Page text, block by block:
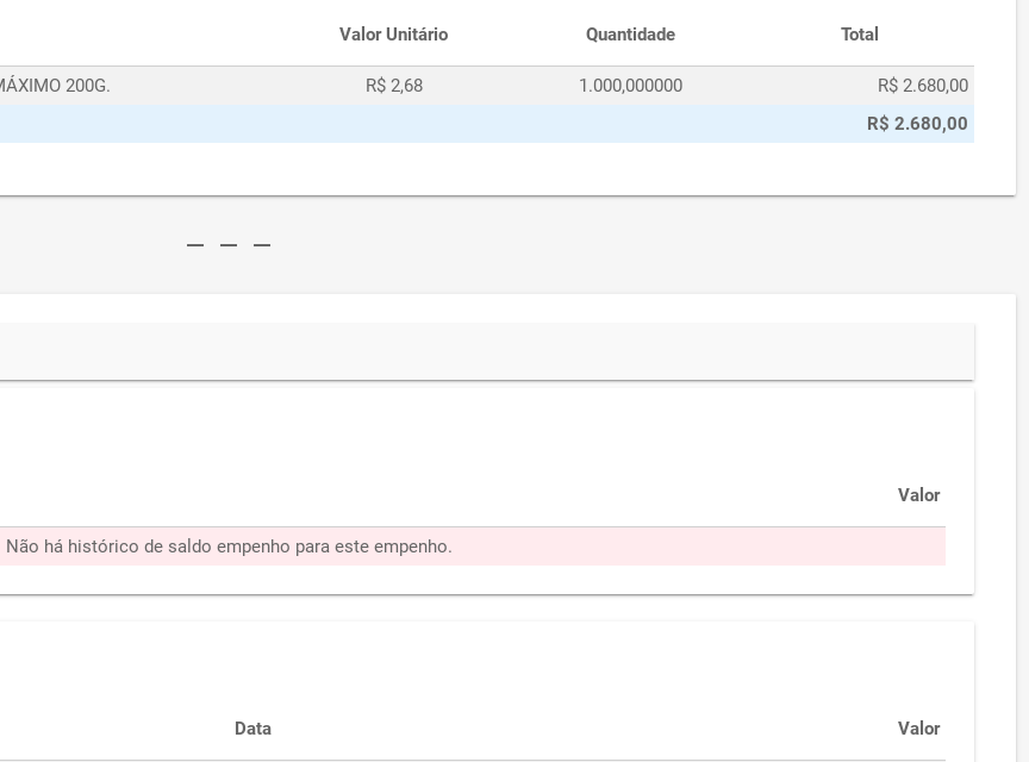
Valor Unitário Quantidade Total
200G. R$ 2,68 1.000,000000
R$ 2.680,00
R$ 2.680,00
remove remove remove
Valor
Não há histórico de saldo empenho para este empenho.
Data Valor